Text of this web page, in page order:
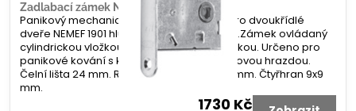
Zadlabací zámek NEMEF 1901
Panikový mechanický zadlabací zámek pro dvoukřídlé
dveře NEMEF 1901 hluboký pro aktivní křídlo.Zámek ovládaný
cylindrickou vložkou a čtyřhranem, se střelkou. Určeno pro
panikové kování s klikou, koulí nebo panikovou hrazdou.
Čelní lišta 24 mm. Rozteč 72 mm. Dorn 65 mm. Čtyřhran 9x9
mm.
1730 Kč